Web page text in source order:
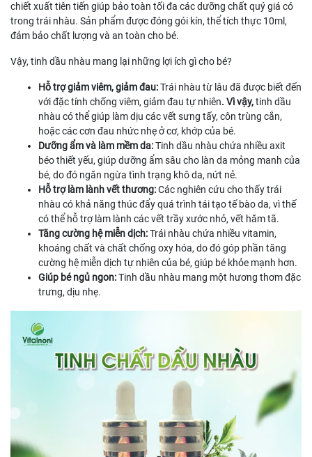
chiết xuất tiên tiến giúp bảo toàn tối đa các dưỡng chất quý giá có
trong trái nhàu. Sản phẩm được đóng gói kín, thể tích thực 10ml,
đảm bảo chất lượng và an toàn cho bé.
Vậy, tinh dầu nhàu mang lại những lợi ích gì cho bé?
Hỗ trợ giảm viêm, giảm đau:Trái nhàu từ lâu đã được biết đến
với đặc tính chống viêm, giảm đau tự nhiên. Vì vậy,tinh dầu
nhàu có thể giúp làm dịu các vết sưng tấy, côn trùng cắn,
hoặc các cơn đau nhức nhẹ ở cơ, khớp của bé.
Dưỡng ẩm và làm mềm da:Tinh dầu nhàu chứa nhiều axit
béo thiết yếu, giúp dưỡng ẩm sâu cho làn da mỏng manh của
bé, do đó ngăn ngừa tình trạng khô da, nứt nẻ.
Hỗ trợ làm lành vết thương:Các nghiên cứu cho thấy trái
nhàu có khả năng thúc đẩy quá trình tái tạo tế bào da, vì thế
có thể hỗ trợ làm lành các vết trầy xước nhỏ, vết hăm tã.
Tăng cường hệ miễn dịch:Trái nhàu chứa nhiều vitamin,
khoáng chất và chất chống oxy hóa, do đó góp phần tăng
cường hệ miễn dịch tự nhiên của bé, giúp bé khỏe mạnh hơn.
Giúp bé ngủ ngon:Tinh dầu nhàu mang một hương thơm đặc
trưng, dịu nhẹ.